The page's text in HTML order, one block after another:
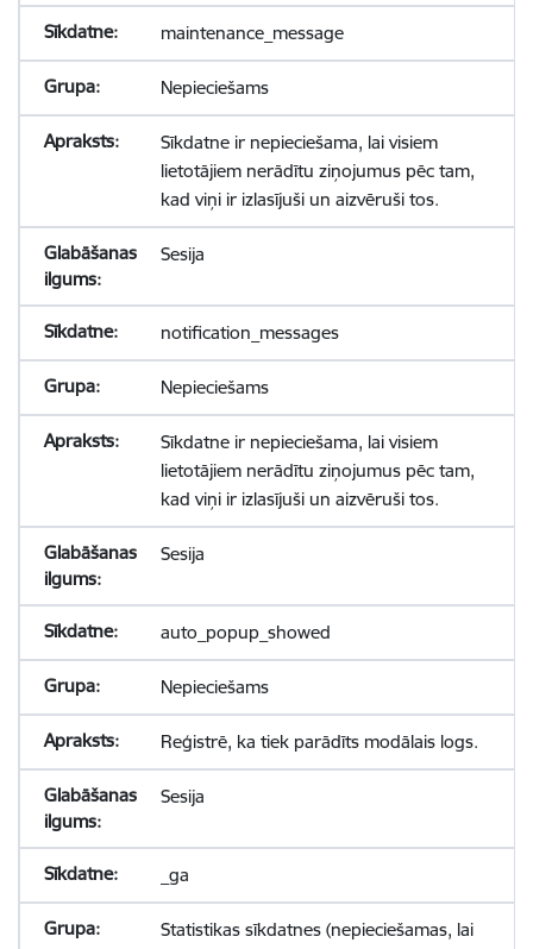
maintenance_message
Nepieciešams
Sīkdatne ir nepieciešama, lai visiem
lietotājiem nerādītu ziņojumus pēc tam,
kad viņi ir izlasījuši un aizvēruši tos.
Sesija
notification_messages
Nepieciešams
Sīkdatne ir nepieciešama, lai visiem
lietotājiem nerādītu ziņojumus pēc tam,
kad viņi ir izlasījuši un aizvēruši tos.
Sesija
auto_popup_showed
Nepieciešams
Reģistrē, ka tiek parādīts modālais logs.
Sesija
_ga
Statistikas sīkdatnes (nepieciešamas, lai